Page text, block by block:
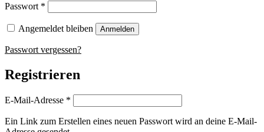
Passwort *
Angemeldet bleiben Anmelden
Passwort vergessen?
Registrieren
E-Mail-Adresse *
Ein Link zum Erstellen eines neuen Passwort wird an deine E-Mail-